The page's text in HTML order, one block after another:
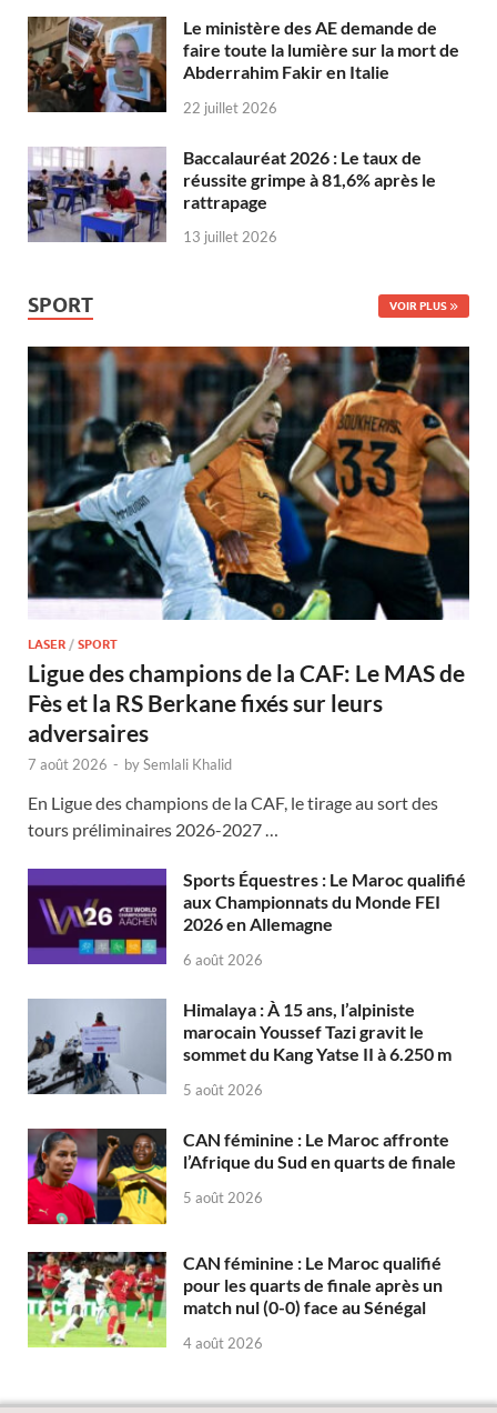
Le ministère des AE demande de
faire toute la lumière sur la mort de
Abderrahim Fakir en Italie
22 juillet 2026
Baccalauréat 2026 : Le taux de
réussite grimpe à 81,6% après le
rattrapage
13 juillet 2026
SPORT VOIR PLUS
LASER / SPORT
Ligue des champions de la CAF: Le MAS de
Fès et la RS Berkane fixés sur leurs
adversaires
7 août 2026 - bySemlali Khalid
En Ligue des champions de la CAF, le tirage au sort des
tours préliminaires 2026-2027 …
Sports Équestres : Le Maroc qualifié
aux Championnats du Monde FEI
2026 en Allemagne
6 août 2026
Himalaya : À 15 ans, l’alpiniste
marocain Youssef Tazi gravit le
sommet du Kang Yatse II à 6.250 m
5 août 2026
CAN féminine : Le Maroc affronte
l’Afrique du Sud en quarts de finale
5 août 2026
CAN féminine : Le Maroc qualifié
pour les quarts de finale après un
match nul (0-0) face au Sénégal
4 août 2026